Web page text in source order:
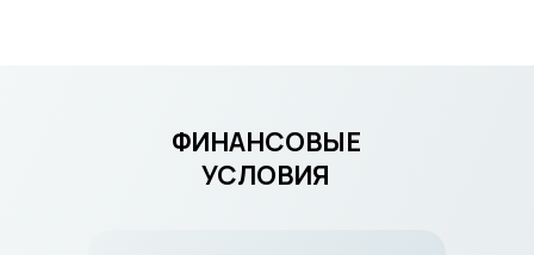
ФИНАНСОВЫЕ
УСЛОВИЯ